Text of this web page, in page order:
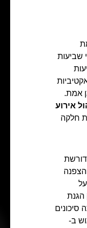
שביעות
אמת.
אירוע
חלקה
דורשת
הגנת
סיכונים
ב-